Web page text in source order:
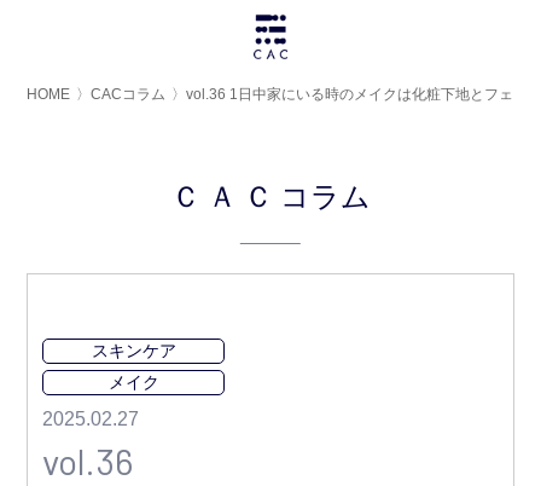
HOME 〉CACコラム 〉vol.36 1日中家にいる時のメイクは化粧下地とフェイ
ＣＡＣ コラム
スキンケア
メイク
2025.02.27
vol.36